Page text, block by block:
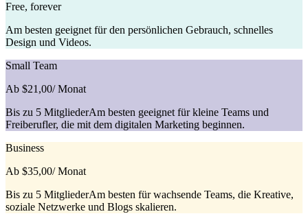
Free, forever
Am besten geeignet für den persönlichen Gebrauch, schnelles
Design und Videos.
Small Team
Ab $21,00/ Monat
Bis zu 5 MitgliederAm besten geeignet für kleine Teams und
Freiberufler, die mit dem digitalen Marketing beginnen.
Business
Ab $35,00/ Monat
Bis zu 5 MitgliederAm besten für wachsende Teams, die Kreative,
soziale Netzwerke und Blogs skalieren.